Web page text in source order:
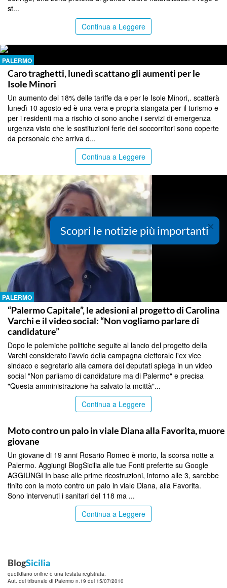
st...
Continua a Leggere
PALERMO
Caro traghetti, lunedì scattano gli aumenti per le
Isole Minori
Un aumento del 18% delle tariffe da e per le Isole Minori,. scatterà
lunedì 10 agosto ed è una vera e propria stangata per il turismo e
per i residenti ma a rischio ci sono anche i servizi di emergenza
urgenza visto che le sostituzioni ferie dei soccorritori sono coperte
da personale che arriva d...
Continua a Leggere
PALERMO
“Palermo Capitale”, le adesioni al progetto di Carolina
Varchi e il video social: “Non vogliamo parlare di
candidature”
Dopo le polemiche politiche seguite al lancio del progetto della
Varchi considerato l'avvio della campagna elettorale l'ex vice
sindaco e segretario alla camera dei deputati spiega in un video
social "Non parliamo di candidature ma di Palermo" e precisa
"Questa amministrazione ha salvato la mcittà"...
Continua a Leggere
Moto contro un palo in viale Diana alla Favorita, muore
giovane
Un giovane di 19 anni Rosario Romeo è morto, la scorsa notte a
Palermo. Aggiungi BlogSicilia alle tue Fonti preferite su Google
AGGIUNGI In base alle prime ricostruzioni, intorno alle 3, sarebbe
finito con la moto contro un palo in viale Diana, alla Favorita.
Sono intervenuti i sanitari del 118 ma ...
Continua a Leggere
BlogSicilia
quotidiano online è una testata registrata.
Aut. del tribunale di Palermo n.19 del 15/07/2010
×
Scopri le notizie più importanti